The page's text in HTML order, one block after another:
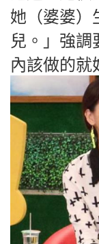
她（婆婆）
兒。」強調
內該做的就